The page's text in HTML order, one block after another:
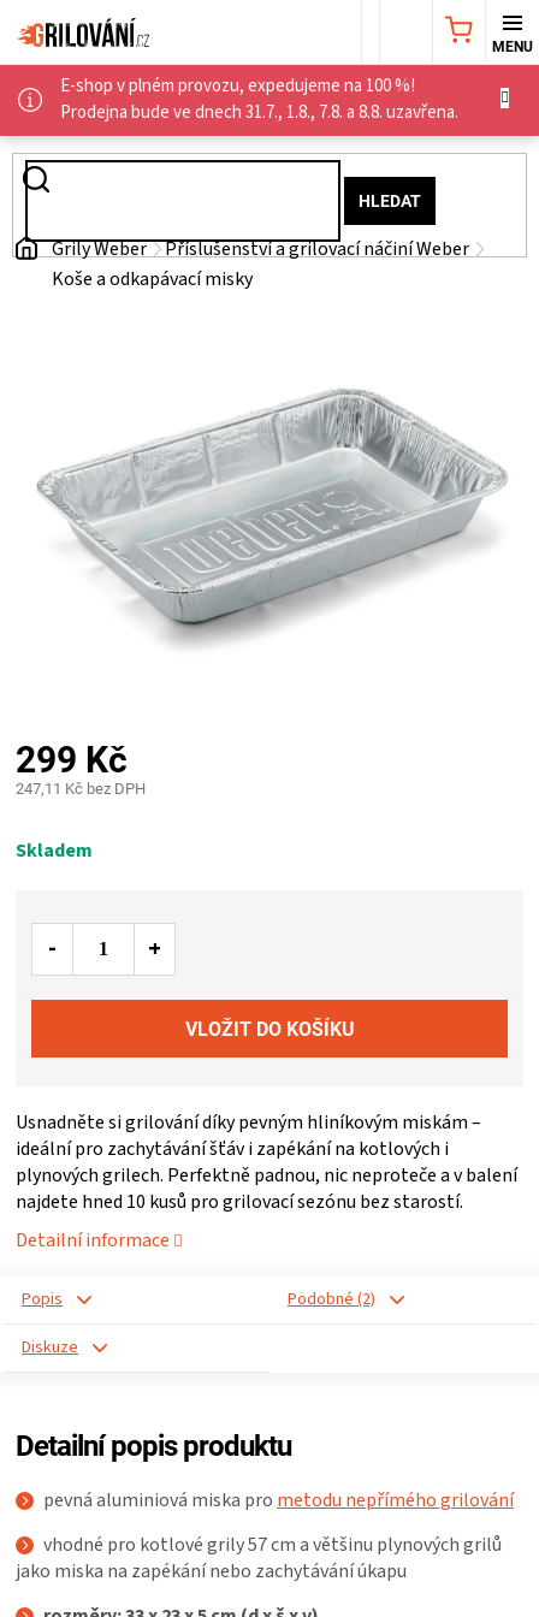
na
obsah
E-shop v plném provozu, expedujeme na 100 %!
Prodejna bude ve dnech 31.7., 1.8., 7.8. a 8.8. uzavřena.
HLEDAT
NÁKUPNÍ
AKČNÍ
NABÍDKA
WEBER
PŘÍSLUŠENSTVÍ
PALIVO
NÁDOBÍ
LODGE
VAKUOVAČKY
LEDNICE
NA
ZRÁNÍ
MASA
VENKOVNÍ
KUCHYNĚ
O
GRILOVÁNÍ
HAVAJSKÉ
Domů
Grily Weber
Příslušenství a grilovací náčiní Weber
Koše a odkapávací misky
299 Kč
247,11 Kč bez DPH
cena:
Skladem
Usnadněte si grilování díky pevným hliníkovým miskám –
ideální pro zachytávání šťáv i zapékání na kotlových i
plynových grilech. Perfektně padnou, nic neproteče a v balení
najdete hned 10 kusů pro grilovací sezónu bez starostí.
Detailní informace
Popis
Podobné (2)
Diskuze
Detailní popis produktu
pevná aluminiová miska pro metodu nepřímého grilování
vhodné pro kotlové grily 57 cm a většinu plynových grilů
jako miska na zapékání nebo zachytávání úkapu